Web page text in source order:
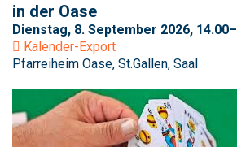
in der Oase
Dienstag, 8. September 2026,
Kalender-Export
Pfarreiheim Oase, St.Gallen, Saal